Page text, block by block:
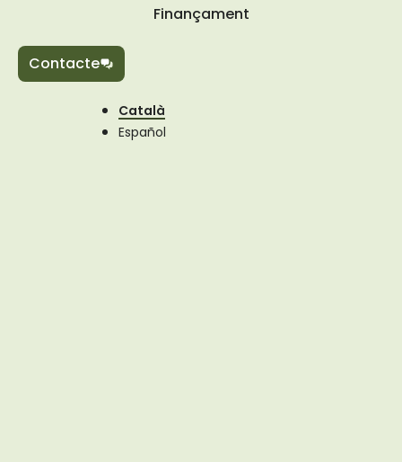
Finançament
Contacte
Català
Español